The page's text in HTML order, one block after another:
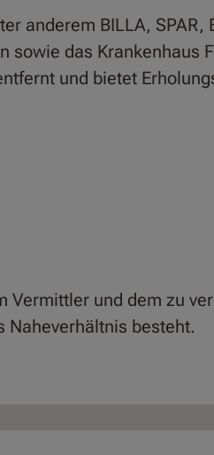
anderem BILLA, SPAR,
sowie das Krankenhaus
und bietet
Vermittler und dem zu
besteht.